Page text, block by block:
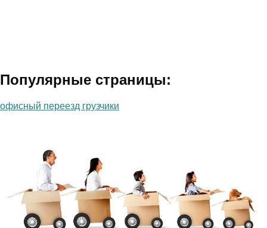
Популярные страницы:
офисный переезд грузчики